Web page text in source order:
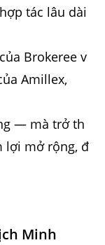
tác lâu dài
Brokeree v
Amillex,
— mà trở th
lợi mở rộng, đ
Minh